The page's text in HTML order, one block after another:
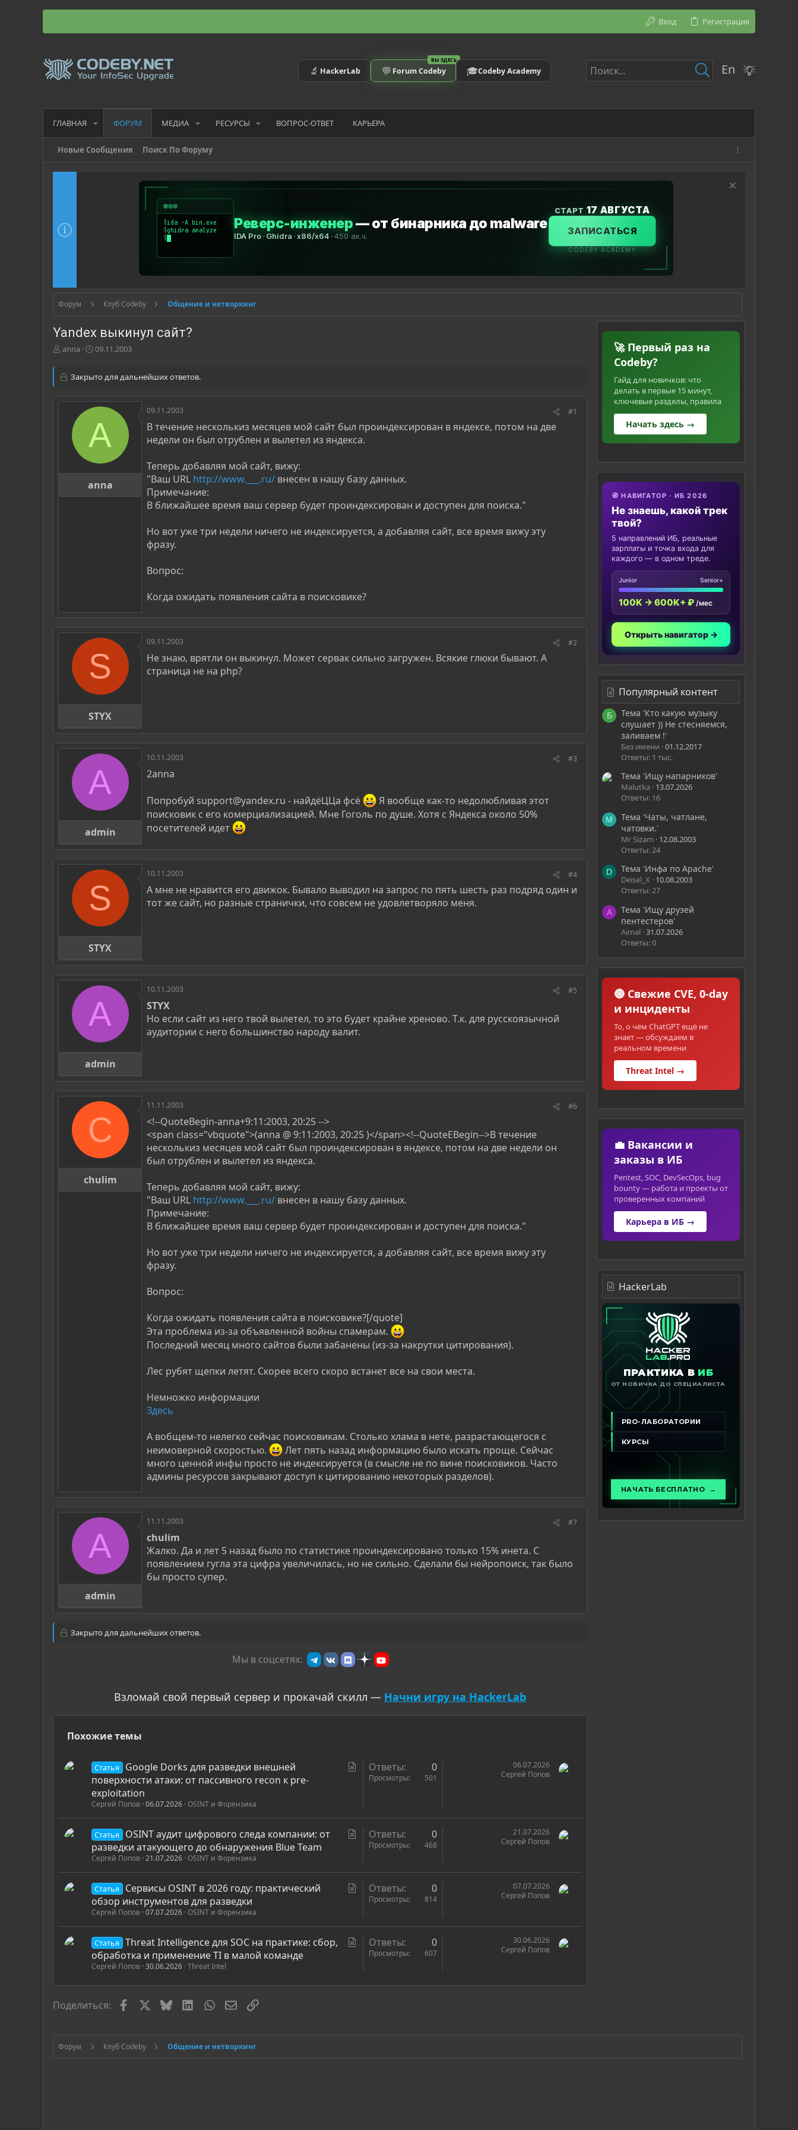
Вход Регистрация
🔬 HackerLab
ВЫ ЗДЕСЬ
💬 Forum Codeby 🎓Codeby Academy En
ГЛАВНАЯ ФОРУМ МЕДИА РЕСУРСЫ ВОПРОС-ОТВЕТ КАРЬЕРА
Новые Сообщения Поиск По Форуму
Форум Клуб Codeby Общение и нетворкинг
Yandex выкинул сайт?
А
о
т
anna
Д
а
а
а
л
09.11.2003
Закрыто для дальнейших ответов.
A
anna
09.11.2003 #1
В течение несколькиз месяцев мой сайт был проиндексирован в яндексе, потом на две
недели он был отрублен и вылетел из яндекса.
Теперь добавляя мой сайт, вижу:
"Ваш URL http://www.___.ru/ внесен в нашу базу данных.
Примечание:
В ближайшее время ваш сервер будет проиндексирован и доступен для поиска."
Но вот уже три недели ничего не индексируется, а добавляя сайт, все время вижу эту
фразу.
Вопрос:
Когда ожидать появления сайта в поисковике?
S
STYX
09.11.2003 #2
Не знаю, врятли он выкинул. Может сервак сильно загружен. Всякие глюки бывают. А
страница не на php?
A
admin
10.11.2003 #3
2anna
Попробуй support@yandex.ru - найдёЦЦа фсё
Я вообще как-то недолюбливая этот
поисковик с его комерциализацией. Мне Гоголь по душе. Хотя с Яндекса около 50%
посетителей идет
S
STYX
10.11.2003 #4
А мне не нравится его движок. Бывало выводил на запрос по пять шесть раз подряд один и
тот же сайт, но разные странички, что совсем не удовлетворяло меня.
A
admin
10.11.2003 #5
STYX
Но если сайт из него твой вылетел, то это будет крайне хреново. Т.к. для русскоязычной
аудитории с него большинство народу валит.
C
chulim
11.11.2003 #6
<!--QuoteBegin-anna+9:11:2003, 20:25 -->
<span class="vbquote">(anna @ 9:11:2003, 20:25 )</span><!--QuoteEBegin-->В течение
несколькиз месяцев мой сайт был проиндексирован в яндексе, потом на две недели он
был отрублен и вылетел из яндекса.
Теперь добавляя мой сайт, вижу:
"Ваш URL http://www.___.ru/ внесен в нашу базу данных.
Примечание:
В ближайшее время ваш сервер будет проиндексирован и доступен для поиска."
Но вот уже три недели ничего не индексируется, а добавляя сайт, все время вижу эту
фразу.
Вопрос:
Когда ожидать появления сайта в поисковике?[/quote]
Эта проблема из-за объявленной войны спамерам.
Последний месяц много сайтов были забанены (из-за накрутки цитирования).
Лес рубят щепки летят. Скорее всего скоро встанет все на свои места.
Немножко информации
Здесь
А вобщем-то нелегко сейчас поисковикам. Столько хлама в нете, разрастающегося с
неимоверной скоростью.
Лет пять назад информацию было искать проще. Сейчас
много ценной инфы просто не индексируется (в смысле не по вине поисковиков. Часто
админы ресурсов закрывают доступ к цитированию некоторых разделов).
A
admin
11.11.2003 #7
chulim
Жалко. Да и лет 5 назад было по статистике проиндексировано только 15% инета. С
появлением гугла эта цифра увеличилась, но не сильно. Сделали бы нейропоиск, так было
бы просто супер.
Закрыто для дальнейших ответов.
Мы в соцсетях:
Взломай свой первый сервер и прокачай скилл — Начни игру на HackerLab
Похожие темы
ь
Статья
Google Dorks для разведки внешней
поверхности атаки: от пассивного recon к pre-
exploitation
Сергей Попов 06.07.2026 OSINT и Форензика
Ответы 0
Просмотры 501
06.07.2026
Сергей Попов
т
Статья
OSINT аудит цифрового следа компании: от
разведки атакующего до обнаружения Blue Team
Сергей Попов 21.07.2026 OSINT и Форензика
Ответы 0
Просмотры 468
21.07.2026
Сергей Попов
т
Статья
Сервисы OSINT в 2026 году: практический
обзор инструментов для разведки
Сергей Попов 07.07.2026 OSINT и Форензика
Ответы 0
Просмотры 814
07.07.2026
Сергей Попов
Статья
Threat Intelligence для SOC на практике: сбор,
обработка и применение TI в малой команде
Сергей Попов 30.06.2026 Threat Intel
Ответы 0
Просмотры 607
30.06.2026
Сергей Попов
Поделиться: FacebookBlueskyLinkedInWhatsAppЭлектронная почта
Ссылка
🚀 Первый раз на
Codeby?
Гайд для новичков: что
делать в первые 15 минут,
ключевые разделы, правила
Начать здесь →
🧭 НАВИГАТОР · ИБ 2026
Не знаешь, какой трек
твой?
5 направлений ИБ, реальные
зарплаты и точка входа для
каждого — в одном треде.
Junior Senior+
100K → 600K+ ₽ /мес
Открыть навигатор →
Популярный контент
Б
Тема 'Кто какую музыку
слушает )) Не стесняемся,
заливаем !'
Без имени 01.12.2017
Ответы: 1 тыс.
Тема 'Ищу напарников'
Malutka
13.07.2026
Ответы: 16
M
Тема 'Чаты, чатлане,
чатовки.'
Mr Sizam
12.08.2003
Ответы: 24
D Тема 'Инфа по Apache'
Deisel_X
10.08.2003
Ответы: 27
A
Тема 'Ищу друзей
пентестеров'
Aimal 31.07.2026
Ответы: 0
🔴 Свежие CVE, 0-day
и инциденты
То, о чём ChatGPT ещё не
знает — обсуждаем в
реальном времени
Threat Intel →
💼 Вакансии и
заказы в ИБ
Pentest, SOC, DevSecOps, bug
bounty — работа и проекты от
проверенных компаний
Карьера в ИБ →
HackerLab
Форум Клуб Codeby Общение и нетворкинг